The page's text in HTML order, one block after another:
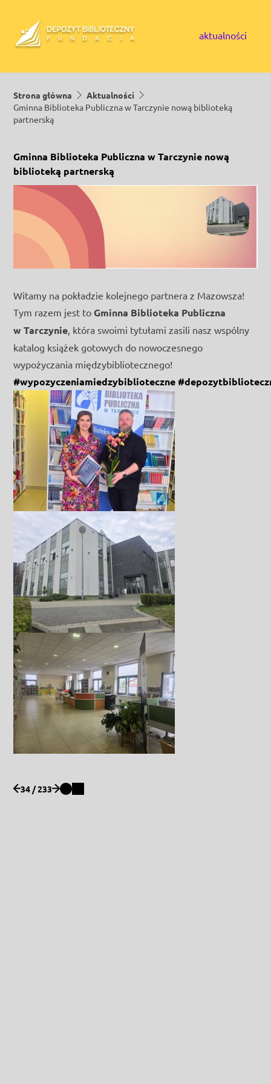
aktualności
Strona główna
Aktualności
Gminna Biblioteka Publiczna w Tarczynie nową biblioteką
partnerską
Gminna Biblioteka Publiczna w Tarczynie nową
biblioteką partnerską
Witamy na pokładzie kolejnego partnera z Mazowsza!
Tym razem jest to Gminna Biblioteka Publiczna
w Tarczynie, która swoimi tytułami zasili nasz wspólny
katalog książek gotowych do nowoczesnego
wypożyczania międzybibliotecznego!
#wypozyczeniamiedzybiblioteczne
34 / 233